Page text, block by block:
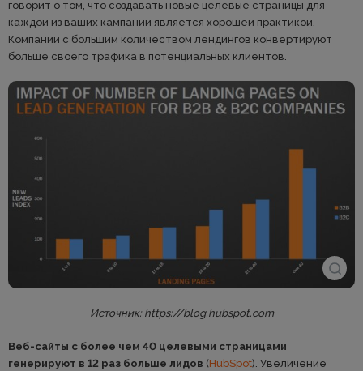
говорит о том, что создавать новые целевые страницы для
каждой из ваших кампаний является хорошей практикой.
Компании с большим количеством лендингов конвертируют
больше своего трафика в потенциальных клиентов.
Источник: https://blog.hubspot.com
Веб-сайты с более чем 40 целевыми страницами
генерируют в 12 раз больше лидов (HubSpot). Увеличение